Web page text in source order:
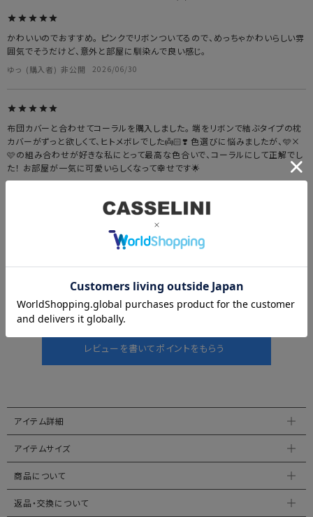
ゆっ 購入者 非公開 2026/06/30
かわいいのでおすすめ。 ピンクでリボンついてるので、めっちゃかわいらしい雰
囲気でそうだけど、意外と部屋に馴染んで良い感じ。
布団カバーと合わせてコーラルを購入しました。 端をリボンで結ぶタイプの枕
カバーがずっと欲しくて、ヒトメボレでした👼🏻❣️ 色選びに悩みましたが、🩵×
🩷の組み合わせが好きな私にとって最高な色合いで、コーラルにして正解でし
た！ お部屋が一気に可愛いらしくなって幸せです🌟
シーツカバーとセットで購入いたしました。 セット使いがたまらなく可愛いです。
すべてのレビューを見る
アイテム詳細
アイテムサイズ
商品について
返品・交換について